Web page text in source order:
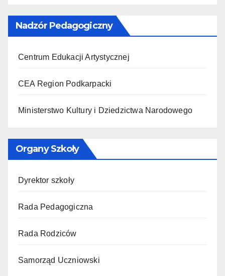
Nadzór Pedagogiczny
Centrum Edukacji Artystycznej
CEA Region Podkarpacki
Ministerstwo Kultury i Dziedzictwa Narodowego
Organy Szkoły
Dyrektor szkoły
Rada Pedagogiczna
Rada Rodziców
Samorząd Uczniowski